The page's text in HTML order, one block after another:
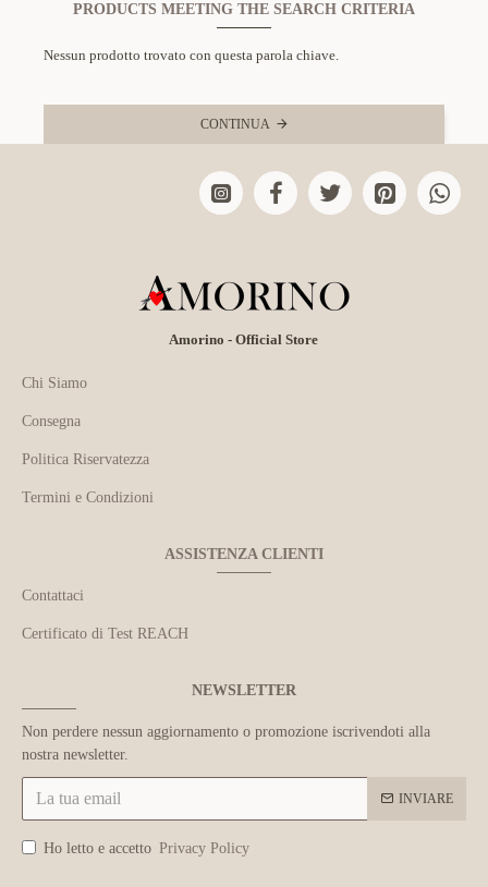
PRODUCTS MEETING THE SEARCH CRITERIA
Nessun prodotto trovato con questa parola chiave.
CONTINUA
Amorino - Official Store
Chi Siamo
Consegna
Politica Riservatezza
Termini e Condizioni
ASSISTENZA CLIENTI
Contattaci
Certificato di Test REACH
NEWSLETTER
Non perdere nessun aggiornamento o promozione iscrivendoti alla
nostra newsletter.
INVIARE
Ho letto e accetto Privacy Policy